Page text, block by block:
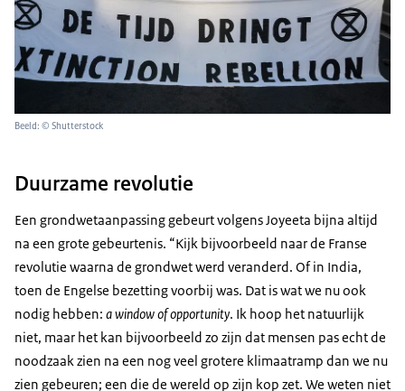
Beeld: © Shutterstock
Duurzame revolutie
Een grondwetaanpassing gebeurt volgens Joyeeta bijna altijd
na een grote gebeurtenis. “Kijk bijvoorbeeld naar de Franse
revolutie waarna de grondwet werd veranderd. Of in India,
toen de Engelse bezetting voorbij was. Dat is wat we nu ook
nodig hebben: a window of opportunity. Ik hoop het natuurlijk
niet, maar het kan bijvoorbeeld zo zijn dat mensen pas echt de
noodzaak zien na een nog veel grotere klimaatramp dan we nu
zien gebeuren; een die de wereld op zijn kop zet. We weten niet